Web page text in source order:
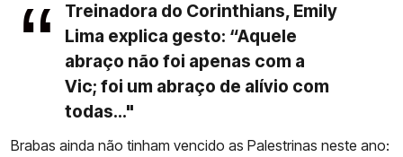
Treinadora do Corinthians, Emily
Lima explica gesto: “Aquele
abraço não foi apenas com a
Vic; foi um abraço de alívio com
todas..."
Brabas ainda não tinham vencido as Palestrinas neste ano: